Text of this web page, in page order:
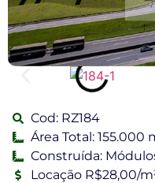
Cod: RZ184
Área Total: 155.000
Construída:
Locação R$28,00/